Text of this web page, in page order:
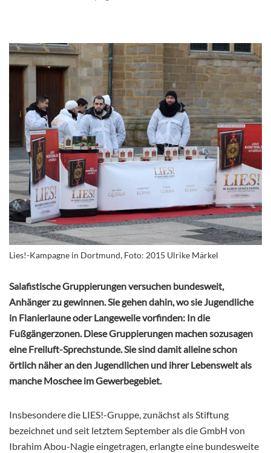
Lies!-Kampagne in Dortmund, Foto: 2015 Ulrike Märkel
Salafistische Gruppierungen versuchen bundesweit,
Anhänger zu gewinnen. Sie gehen dahin, wo sie Jugendliche
in Flanierlaune oder Langeweile vorfinden: In die
Fußgängerzonen. Diese Gruppierungen machen sozusagen
eine Freiluft-Sprechstunde. Sie sind damit alleine schon
örtlich näher an den Jugendlichen und ihrer Lebenswelt als
manche Moschee im Gewerbegebiet.
Insbesondere die LIES!-Gruppe, zunächst als Stiftung
bezeichnet und seit letztem September als die GmbH von
Ibrahim Abou-Nagie eingetragen, erlangte eine bundesweite